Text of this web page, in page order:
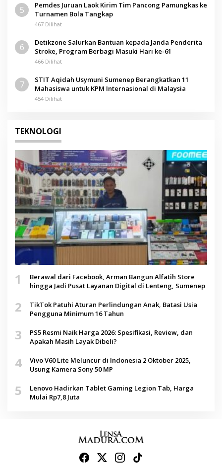
5
Pemdes Juruan Laok Kirim Tim Pancong Pamungkas ke
Turnamen Bola Tangkap
467 Dilihat
6
Detikzone Salurkan Bantuan kepada Janda Penderita
Stroke, Program Berbagi Masuki Hari ke-61
466 Dilihat
7
STIT Aqidah Usymuni Sumenep Berangkatkan 11
Mahasiswa untuk KPM Internasional di Malaysia
454 Dilihat
TEKNOLOGI
1
Berawal dari Facebook, Arman Bangun Alfatih Store
hingga Jadi Pusat Layanan Digital di Lenteng, Sumenep
2
TikTok Patuhi Aturan Perlindungan Anak, Batasi Usia
Pengguna Minimum 16 Tahun
3
PS5 Resmi Naik Harga 2026: Spesifikasi, Review, dan
Apakah Masih Layak Dibeli?
4
Vivo V60 Lite Meluncur di Indonesia 2 Oktober 2025,
Usung Kamera Sony 50 MP
5
Lenovo Hadirkan Tablet Gaming Legion Tab, Harga
Mulai Rp7,8 Juta